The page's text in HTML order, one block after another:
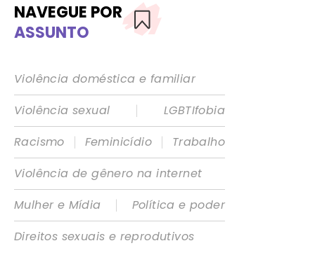
NAVEGUE POR
ASSUNTO
Violência doméstica e familiar
Violência sexual
|
LGBTIfobia
Racismo
| Feminicídio |
Trabalho
Violência de gênero na internet
Mulher e Mídia
|
Política e poder
Direitos sexuais e reprodutivos